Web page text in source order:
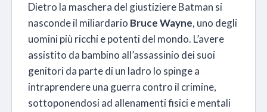
Dietro la maschera del giustiziere Batman si
nasconde il miliardario Bruce Wayne, uno degli
uomini più ricchi e potenti del mondo. L’avere
assistito da bambino all’assassinio dei suoi
genitori da parte di un ladro lo spinge a
intraprendere una guerra contro il crimine,
sottoponendosi ad allenamenti fisici e mentali